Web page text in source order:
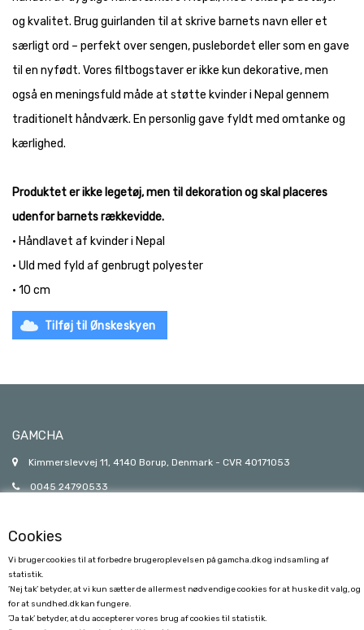
Cookies
Vi bruger cookies til at forbedre brugeroplevelsen på gamcha.dk og indsamling af
statistik.
’Nej tak’ betyder, at vi kun sætter de allermest nødvendige cookies for at huske dit valg, og
for at sundhed.dk kan fungere.
’Ja tak’ betyder, at du accepterer vores brug af cookies til statistik.
og kvalitet. Brug guirlanden til at skrive barnets navn eller et
særligt ord – perfekt over sengen, puslebordet eller som en gave
til en nyfødt. Vores filtbogstaver er ikke kun dekorative, men
også en meningsfuld måde at støtte kvinder i Nepal gennem
traditionelt håndværk. En personlig gave fyldt med omtanke og
kærlighed.
Produktet er ikke legetøj, men til dekoration og skal placeres
udenfor barnets rækkevidde.
• Håndlavet af kvinder i Nepal
• Uld med fyld af genbrugt polyester
• 10 cm
Tilføj til Ønskeskyen
GAMCHA
Kimmerslevvej 11, 4140 Borup, Denmark - CVR 40171053
0045 24790533